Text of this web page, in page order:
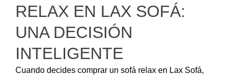
RELAX EN LAX SOFÁ:
UNA DECISIÓN
INTELIGENTE
Cuando decides comprar un sofá relax en Lax Sofá,